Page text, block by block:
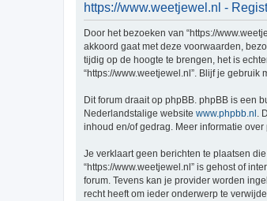
https://www.weetjewel.nl -
Door het bezoeken van “https://
akkoord gaat met deze voorwaarden,
tijdig op de hoogte te brengen, het is
“https://www.weetjewel.nl”. Blijf je
Dit forum draait op phpBB. phpBB is een
Nederlandstalige website www.phpbb.nl .
inhoud en/of gedrag. Meer informatie
Je verklaart geen berichten te plaatsen
“https://www.weetjewel.nl” is gehost of
forum. Tevens kan je provider worden
recht heeft om ieder onderwerp te